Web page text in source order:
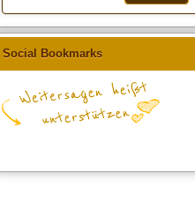
Social Bookmarks